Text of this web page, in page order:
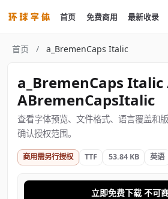
首页 免费商用 最新收录
首页 / a_BremenCaps Italic
a_BremenCaps Italic
ABremenCapsItalic
查看字体预览、文件格式、语言覆盖和
确认授权范围。
商用需另行授权 TTF 53.84 KB 英语
立即免费下载 不可